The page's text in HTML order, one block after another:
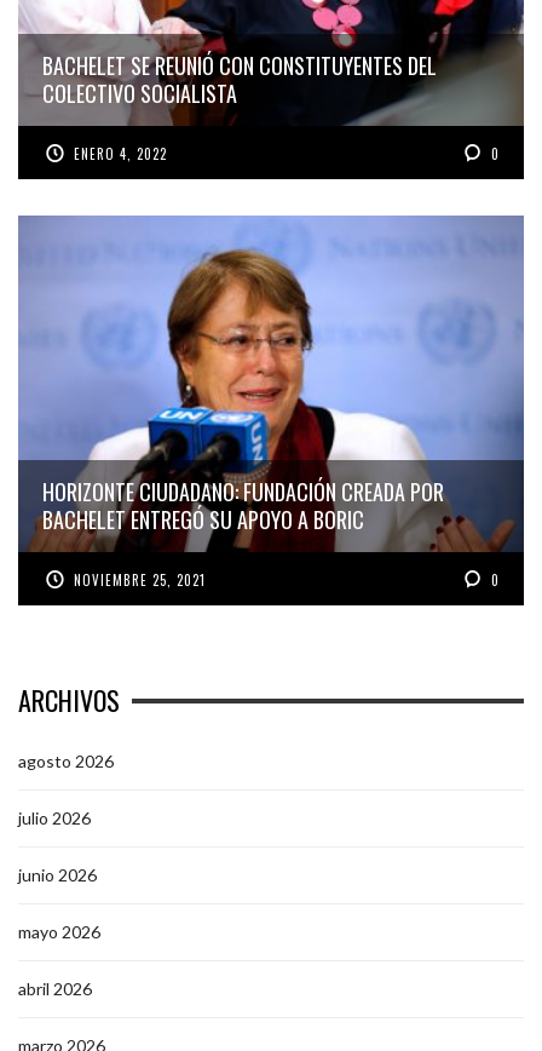
BACHELET SE REUNIÓ CON CONSTITUYENTES DEL
COLECTIVO SOCIALISTA
ENERO 4, 2022 0
HORIZONTE CIUDADANO: FUNDACIÓN CREADA POR
BACHELET ENTREGÓ SU APOYO A BORIC
NOVIEMBRE 25, 2021 0
ARCHIVOS
agosto 2026
julio 2026
junio 2026
mayo 2026
abril 2026
marzo 2026